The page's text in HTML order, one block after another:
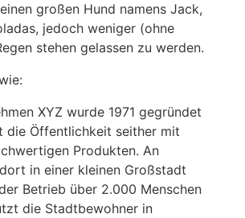
großen Hund namens Jack,
jedoch weniger (ohne
stehen gelassen zu werden.
XYZ wurde 1971 gegründet
die Öffentlichkeit seither mit
Produkten. An
in einer kleinen Großstadt
Betrieb über 2.000 Menschen
die Stadtbewohner in